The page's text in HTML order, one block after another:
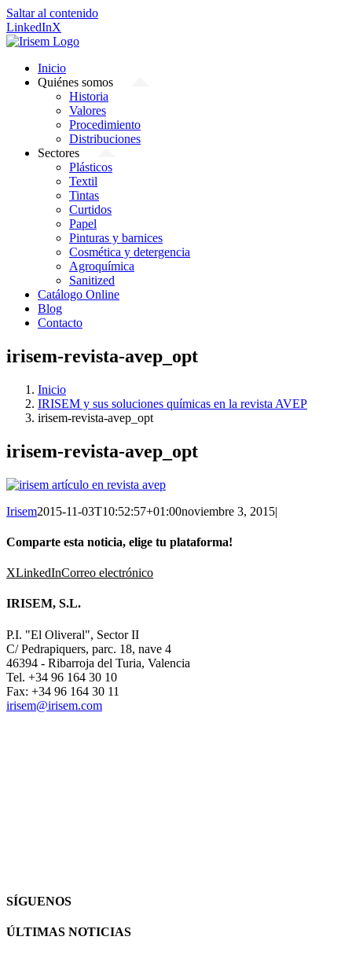
Saltar al contenido
LinkedInX
Inicio
Quiénes somos
Historia
Valores
Procedimiento
Distribuciones
Sectores
Plásticos
Textil
Tintas
Curtidos
Papel
Pinturas y barnices
Cosmética y detergencia
Agroquímica
Sanitized
Catálogo Online
Blog
Contacto
irisem-revista-avep_opt
Inicio
IRISEM y sus soluciones químicas en la revista AVEP
irisem-revista-avep_opt
irisem-revista-avep_opt
Irisem2015-11-03T10:52:57+01:00noviembre 3, 2015|
Comparte esta noticia, elige tu plataforma!
XLinkedInCorreo electrónico
IRISEM, S.L.
P.I. "El Oliveral", Sector II
C/ Pedrapiquers, parc. 18, nave 4
46394 - Ribarroja del Turia, Valencia
Tel. +34 96 164 30 10
Fax: +34 96 164 30 11
irisem@irisem.com
SÍGUENOS
ÚLTIMAS NOTICIAS